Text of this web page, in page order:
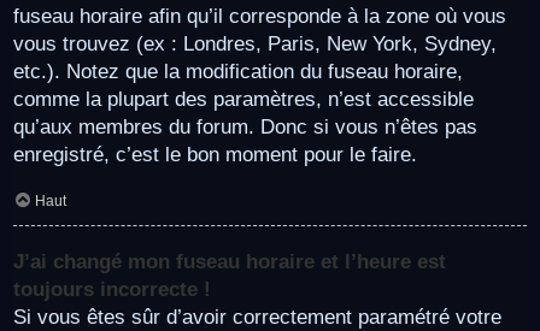
fuseau horaire afin qu’il corresponde à la zone où vous
vous trouvez (ex : Londres, Paris, New York, Sydney,
etc.). Notez que la modification du fuseau horaire,
comme la plupart des paramètres, n’est accessible
qu’aux membres du forum. Donc si vous n’êtes pas
enregistré, c’est le bon moment pour le faire.
Haut
J’ai changé mon fuseau horaire et l’heure est
toujours incorrecte !
Si vous êtes sûr d’avoir correctement paramétré votre